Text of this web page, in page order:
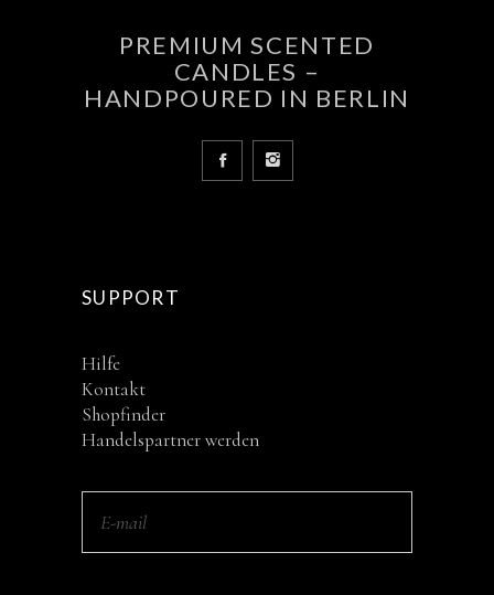
PREMIUM SCENTED
CANDLES –
HANDPOURED IN BERLIN
SUPPORT
Hilfe
Kontakt
Shopfinder
Handelspartner werden